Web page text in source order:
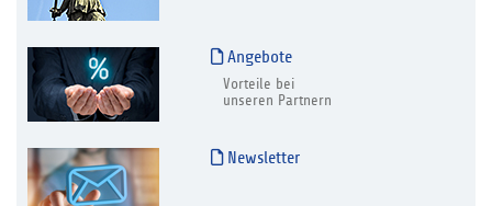
Angebote
Vorteile bei
unseren Partnern
Newsletter